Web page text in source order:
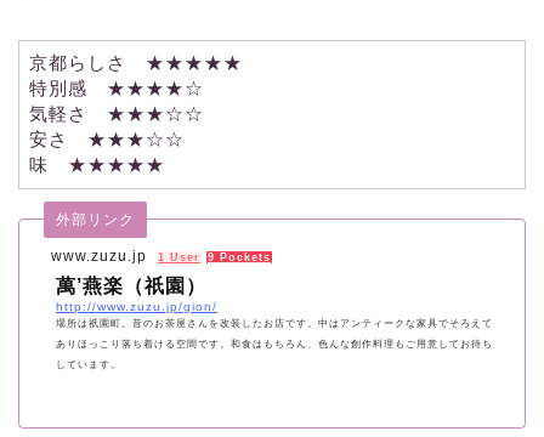
京都らしさ ★★★★★
特別感 ★★★★☆
気軽さ ★★★☆☆
安さ ★★★☆☆
味 ★★★★★
www.zuzu.jp
外部リンク
1 User 9 Pockets
萬’燕楽（祇園）
http://www.zuzu.jp/gion/
場所は祇園町。昔のお茶屋さんを改装したお店です。中はアンティークな家具でそろえて
ありほっこり落ち着ける空間です。和食はもちろん、色んな創作料理もご用意してお待ち
しています。